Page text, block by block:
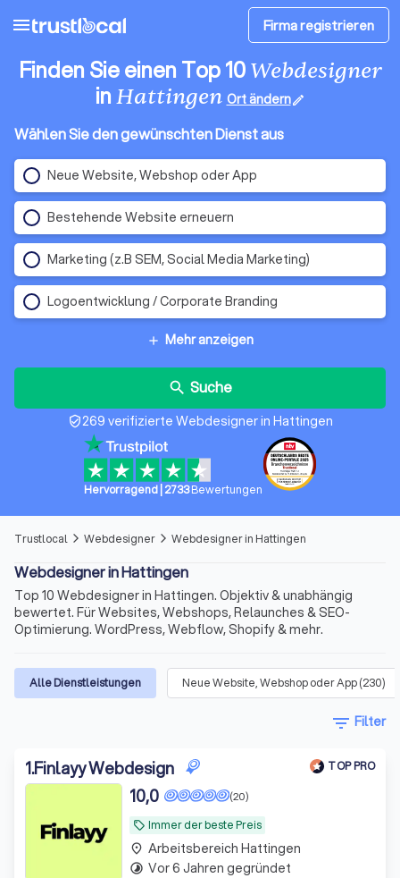
menu Firma registrieren
Finden Sie einen Top 10Webdesigner
inHattingen Ort ändernedit
Wählen Sie den gewünschten Dienst aus
Neue Website, Webshop oder App
Bestehende Website erneuern
Marketing (z.B SEM, Social Media Marketing)
Logoentwicklung / Corporate Branding
add Mehr anzeigen
search Suche
verified_user269 verifizierte Webdesigner in Hattingen
Hervorragend| 2733 Bewertungen
Trustlocal arrow_forward_ios Webdesigner arrow_forward_ios Webdesigner in Hattingen
Webdesigner in Hattingen
Top 10 Webdesigner in Hattingen. Objektiv & unabhängig
bewertet. Für Websites, Webshops, Relaunches & SEO-
Optimierung. WordPress, Webflow, Shopify & mehr.
Alle Dienstleistungen Neue Website, Webshop oder App(230)
filter_list Filter
1.Finlayy Webdesign TOP PRO
local_offer Immer der beste Preis
(20)
10,0
place Arbeitsbereich Hattingen
timelapse Vor 6 Jahren gegründet